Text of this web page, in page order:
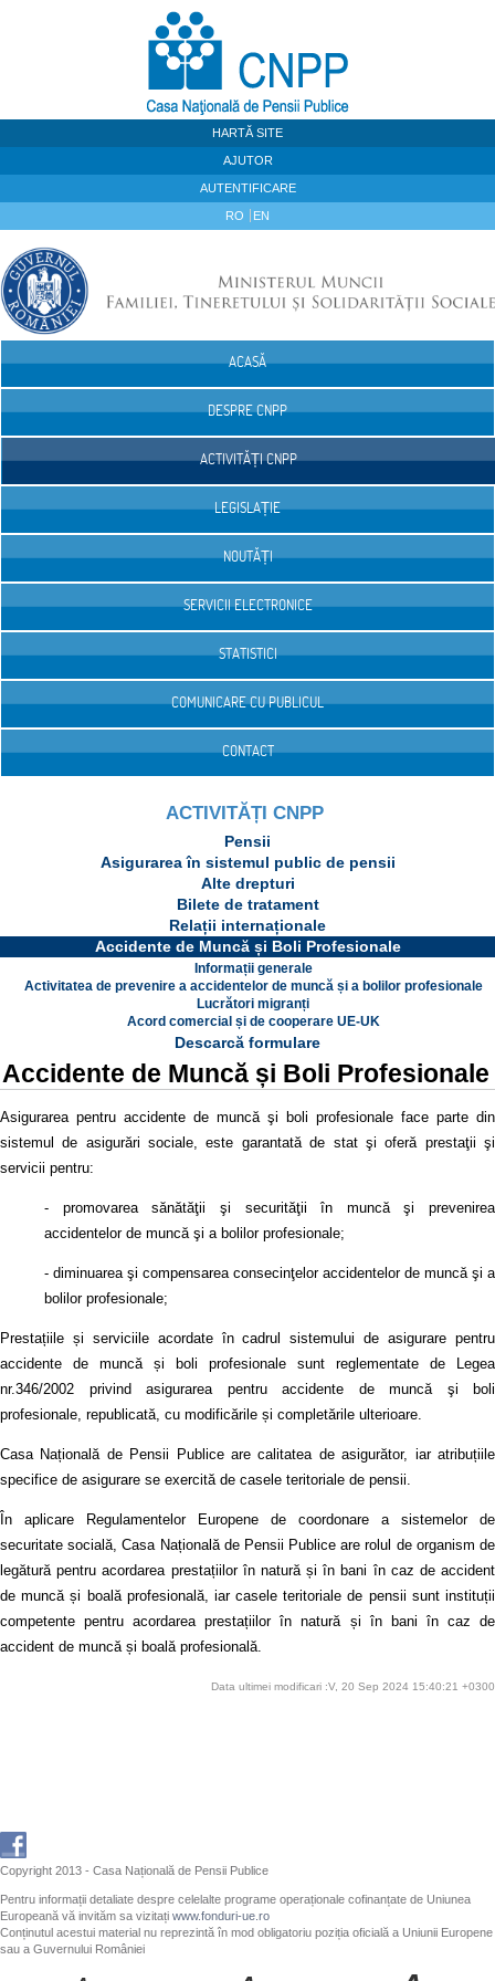
HARTĂ SITE
AJUTOR
AUTENTIFICARE
RO EN
ACASĂ
DESPRE CNPP
ACTIVITĂȚI CNPP
LEGISLAȚIE
NOUTĂȚI
SERVICII ELECTRONICE
STATISTICI
COMUNICARE CU PUBLICUL
CONTACT
ACTIVITĂȚI CNPP
Pensii
Asigurarea în sistemul public de pensii
Alte drepturi
Bilete de tratament
Relații internaționale
Accidente de Muncă și Boli Profesionale
Informații generale
Activitatea de prevenire a accidentelor de muncă și a bolilor profesionale
Lucrători migranți
Acord comercial și de cooperare UE-UK
Descarcă formulare
Accidente de Muncă și Boli Profesionale
Asigurarea pentru accidente de muncă şi boli profesionale face parte din
sistemul de asigurări sociale, este garantată de stat şi oferă prestaţii şi
servicii pentru:
- promovarea sănătăţii şi securităţii în muncă şi prevenirea
accidentelor de muncă şi a bolilor profesionale;
- diminuarea şi compensarea consecinţelor accidentelor de muncă şi a
bolilor profesionale;
Prestațiile și serviciile acordate în cadrul sistemului de asigurare pentru
accidente de muncă și boli profesionale sunt reglementate de Legea
nr.346/2002 privind asigurarea pentru accidente de muncă şi boli
profesionale, republicată, cu modificările și completările ulterioare.
Casa Națională de Pensii Publice are calitatea de asigurător, iar atribuțiile
specifice de asigurare se exercită de casele teritoriale de pensii.
În aplicare Regulamentelor Europene de coordonare a sistemelor de
securitate socială, Casa Națională de Pensii Publice are rolul de organism de
legătură pentru acordarea prestațiilor în natură și în bani în caz de accident
de muncă și boală profesională, iar casele teritoriale de pensii sunt instituții
competente pentru acordarea prestațiilor în natură și în bani în caz de
accident de muncă și boală profesională.
Data ultimei modificari :V, 20 Sep 2024 15:40:21 +0300
Copyright 2013 - Casa Națională de Pensii Publice
Pentru informații detaliate despre celelalte programe operaționale cofinanțate de Uniunea
Europeană vă invităm sa vizitați www.fonduri-ue.ro
Conținutul acestui material nu reprezintă în mod obligatoriu poziția oficială a Uniunii Europene
sau a Guvernului României